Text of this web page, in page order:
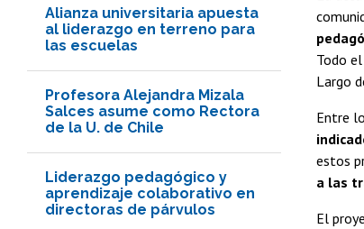
Alianza universitaria apuesta
al liderazgo en terreno para
las escuelas
Profesora Alejandra Mizala
Salces asume como Rectora
de la U. de Chile
Liderazgo pedagógico y
aprendizaje colaborativo en
directoras de párvulos
Todo
Largo
Entre
estos
a las
El